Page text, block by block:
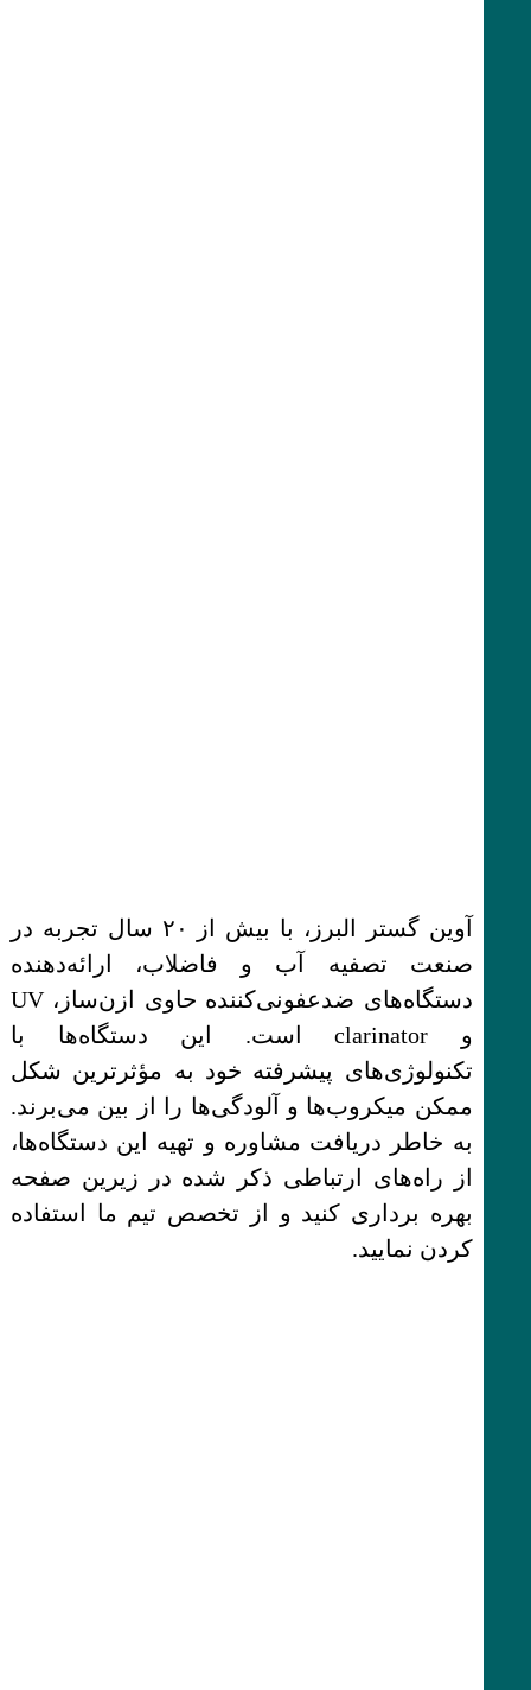
آوین گستر البرز، با بیش از ۲۰ سال تجربه در
صنعت تصفیه آب و فاضلاب، ارائه‌دهنده
دستگاه‌های ضدعفونی‌کننده حاوی ازن‌ساز، UV
و clarinator است. این دستگاه‌ها با
تکنولوژی‌های پیشرفته خود به مؤثرترین شکل
ممکن میکروب‌ها و آلودگی‌ها را از بین می‌برند.
به خاطر دریافت مشاوره و تهیه این دستگاه‌ها،
از راه‌های ارتباطی ذکر شده در زیرین صفحه
بهره برداری کنید و از تخصص تیم ما استفاده
کردن نمایید.